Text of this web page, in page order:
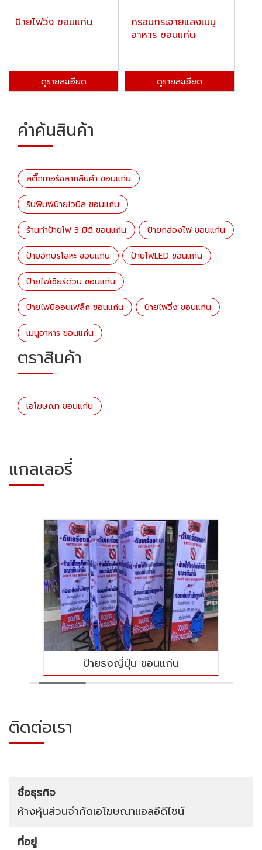
ป้ายไฟวิ่ง ขอนแก่น
ดูรายละเอียด
กรอบกระจายแสงเมนู
อาหาร ขอนแก่น
ดูรายละเอียด
คำค้นสินค้า
สติ๊กเกอร์ฉลากสินค้า ขอนแก่น
รับพิมพ์ป้ายไวนิล ขอนแก่น
ร้านทำป้ายไฟ 3 มิติ ขอนแก่น ป้ายกล่องไฟ ขอนแก่น
ป้ายอักษรโลหะ ขอนแก่น ป้ายไฟLED ขอนแก่น
ป้ายไฟเชียร์ด่วน ขอนแก่น
ป้ายไฟนีออนเฟล็ก ขอนแก่น ป้ายไฟวิ่ง ขอนแก่น
เมนูอาหาร ขอนแก่น
ตราสินค้า
เอโฆษณา ขอนแก่น
แกลเลอรี่
ร้านทำป้ายไฟ ขอ
ติดต่อเรา
ชื่อธุรกิจ
ห้างหุ้นส่วนจำกัดเอโฆษณาแอลอีดีไซน์
ที่อยู่